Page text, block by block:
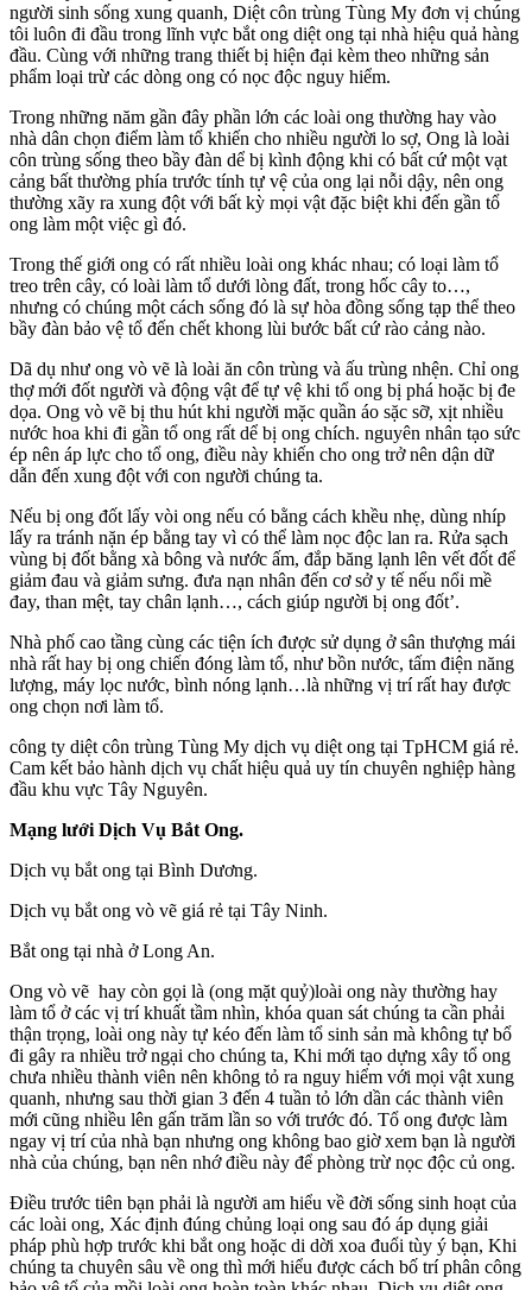
người sinh sống xung quanh, Diệt côn trùng Tùng My đơn vị chúng
tôi luôn đi đầu trong lĩnh vực bắt ong diệt ong tại nhà hiệu quả hàng
đầu. Cùng với những trang thiết bị hiện đại kèm theo những sản
phẩm loại trừ các dòng ong có nọc độc nguy hiểm.
Trong những năm gần đây phần lớn các loài ong thường hay vào
nhà dân chọn điểm làm tổ khiến cho nhiều người lo sợ, Ong là loài
côn trùng sống theo bầy đàn dể bị kình động khi có bất cứ một vạt
cảng bất thường phía trước tính tự vệ của ong lại nỗi dậy, nên ong
thường xãy ra xung đột với bất kỳ mọi vật đặc biệt khi đến gần tổ
ong làm một việc gì đó.
Trong thế giới ong có rất nhiều loài ong khác nhau; có loại làm tổ
treo trên cây, có loài làm tổ dưới lòng đất, trong hốc cây to…,
nhưng có chúng một cách sống đó là sự hòa đồng sống tạp thể theo
bầy đàn bảo vệ tổ đến chết khong lùi bước bất cứ rào cảng nào.
Dã dụ như ong vò vẽ là loài ăn côn trùng và ấu trùng nhện. Chỉ ong
thợ mới đốt người và động vật để tự vệ khi tổ ong bị phá hoặc bị đe
dọa. Ong vò vẽ bị thu hút khi người mặc quần áo sặc sỡ, xịt nhiều
nước hoa khi đi gần tổ ong rất dể bị ong chích. nguyên nhân tạo sức
ép nên áp lực cho tổ ong, điều này khiến cho ong trở nên dận dữ
dẫn đến xung đột với con người chúng ta.
Nếu bị ong đốt lấy vòi ong nếu có bằng cách khều nhẹ, dùng nhíp
lấy ra tránh nặn ép bằng tay vì có thể làm nọc độc lan ra. Rửa sạch
vùng bị đốt bằng xà bông và nước ấm, đắp băng lạnh lên vết đốt để
giảm đau và giảm sưng. đưa nạn nhân đến cơ sở y tế nếu nổi mề
đay, than mệt, tay chân lạnh…, cách giúp người bị ong đốt’.
Nhà phố cao tầng cùng các tiện ích được sử dụng ở sân thượng mái
nhà rất hay bị ong chiến đóng làm tổ, như bồn nước, tấm điện năng
lượng, máy lọc nước, bình nóng lạnh…là những vị trí rất hay được
ong chọn nơi làm tổ.
công ty diệt côn trùng Tùng My dịch vụ diệt ong tại TpHCM giá rẻ.
Cam kết bảo hành dịch vụ chất hiệu quả uy tín chuyên nghiệp hàng
đầu khu vực Tây Nguyên.
Mạng lưới Dịch Vụ Bắt Ong.
Dịch vụ bắt ong tại Bình Dương.
Dịch vụ bắt ong vò vẽ giá rẻ tại Tây Ninh.
Bắt ong tại nhà ở Long An.
Ong vò vẽ hay còn gọi là (ong mặt quỷ)loài ong này thường hay
làm tổ ở các vị trí khuất tầm nhìn, khóa quan sát chúng ta cần phải
thận trọng, loài ong này tự kéo đến làm tổ sinh sản mà không tự bổ
đi gây ra nhiều trở ngại cho chúng ta, Khi mới tạo dựng xây tổ ong
chưa nhiều thành viên nên không tỏ ra nguy hiểm với mọi vật xung
quanh, nhưng sau thời gian 3 đến 4 tuần tỏ lớn dần các thành viên
mới cũng nhiều lên gấn trăm lần so với trước đó. Tổ ong được làm
ngay vị trí của nhà bạn nhưng ong không bao giờ xem bạn là người
nhà của chúng, bạn nên nhớ điều này để phòng trừ nọc độc củ ong.
Điều trước tiên bạn phải là người am hiểu về đời sống sinh hoạt của
các loài ong, Xác định đúng chủng loại ong sau đó áp dụng giải
pháp phù hợp trước khi bắt ong hoặc di dời xoa đuổi tùy ý bạn, Khi
chúng ta chuyên sâu về ong thì mới hiểu được cách bố trí phân công